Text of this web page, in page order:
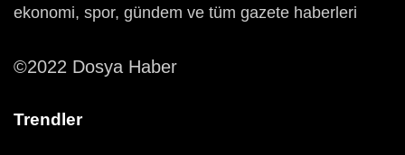
ekonomi, spor, gündem ve tüm gazete haberleri
©2022 Dosya Haber
Trendler